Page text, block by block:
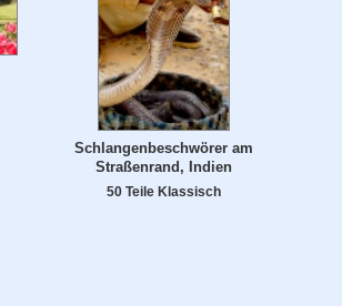
Schlangenbeschwörer am
Straßenrand, Indien
50 Teile Klassisch